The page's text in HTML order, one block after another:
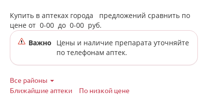
Купить в аптеках города
предложений сравнить по
цене от 0-00 до 0-00 руб.
Важно
Цены и наличие препарата уточняйте
по телефонам аптек.
Все районы
Ближайшие аптеки
По низкой цене